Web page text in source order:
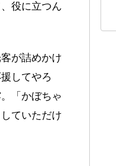
役に立つん
が詰めかけ
してやろ
「かぼちゃ
ていただけ